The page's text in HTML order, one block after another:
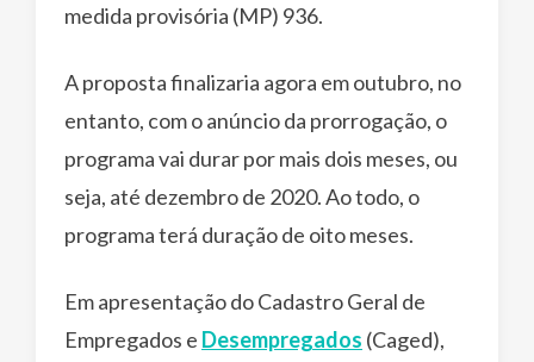
medida provisória (MP) 936.
A proposta finalizaria agora em outubro, no
entanto, com o anúncio da prorrogação, o
programa vai durar por mais dois meses, ou
seja, até dezembro de 2020. Ao todo, o
programa terá duração de oito meses.
Em apresentação do Cadastro Geral de
Empregados e Desempregados (Caged),